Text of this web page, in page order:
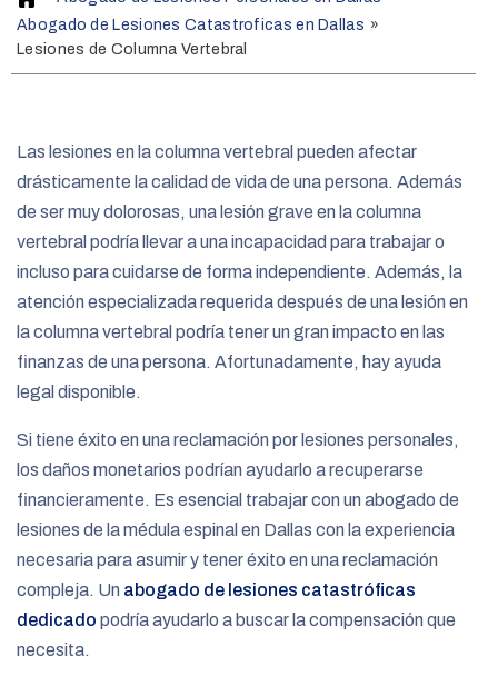
o
m
e
Abogado de Lesiones Catastroficas en Dallas »
Lesiones de Columna Vertebral
Las lesiones en la columna vertebral pueden afectar
drásticamente la calidad de vida de una persona. Además
de ser muy dolorosas, una lesión grave en la columna
vertebral podría llevar a una incapacidad para trabajar o
incluso para cuidarse de forma independiente. Además, la
atención especializada requerida después de una lesión en
la columna vertebral podría tener un gran impacto en las
finanzas de una persona. Afortunadamente, hay ayuda
legal disponible.
Si tiene éxito en una reclamación por lesiones personales,
los daños monetarios podrían ayudarlo a recuperarse
financieramente. Es esencial trabajar con un abogado de
lesiones de la médula espinal en Dallas con la experiencia
necesaria para asumir y tener éxito en una reclamación
compleja. Un abogado de lesiones catastróficas
dedicado podría ayudarlo a buscar la compensación que
necesita.